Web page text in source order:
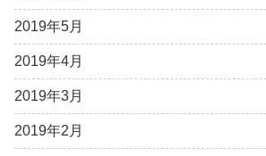
2019年5月
2019年4月
2019年3月
2019年2月